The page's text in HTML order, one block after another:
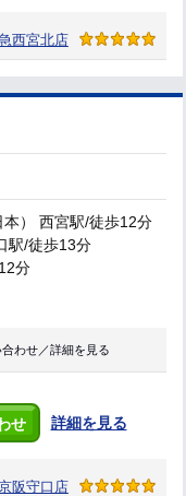
西宮北店
） 西宮駅/徒歩12分
駅/徒歩13分
分
合わせ／詳細を見る
せ 詳細を見る
阪守口店